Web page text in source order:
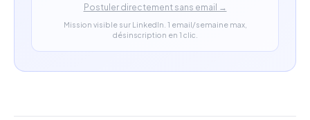
Postuler directement sans email →
Mission visible sur LinkedIn. 1 email/semaine max,
désinscription en 1 clic.